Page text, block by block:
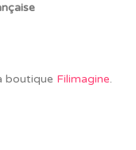
boutique Filimagine.